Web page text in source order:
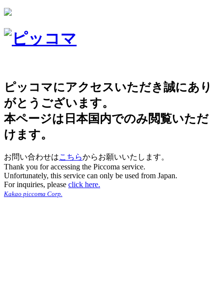
ピッコマにアクセスいただき誠にあり
がとうございます。
本ページは日本国内でのみ閲覧いただ
けます。
お問い合わせはこちらからお願いいたします。
Thank you for accessing the Piccoma service.
Unfortunately, this service can only be used from Japan.
For inquiries, please click here.
Kakao piccoma Corp.